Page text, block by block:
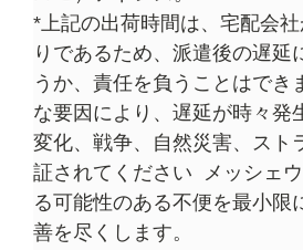
*上記の出荷時間は、宅配会
りであるため、派遣後の遅延
うか、責任を負うことはでき
な要因により、遅延が時々発
変化、戦争、自然災害、スト
証されてください
メッシェ
る可能性のある不便を最小限
善を尽くします。